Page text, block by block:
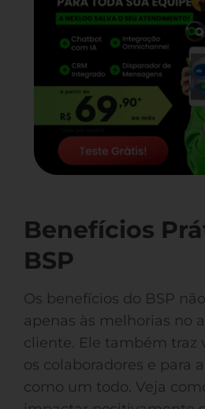
Benefícios
BSP
Os benefícios do BSP
apenas às melhorias no
cliente. Ele também traz
os colaboradores e para
como um todo. Veja